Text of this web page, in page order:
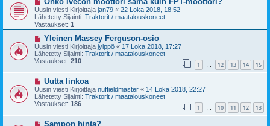
s
t
i
u
s
i
v
s
t
i
Uusin viesti Kirjoittaja jan79 « 22 Loka 2018, 18:52
Lähetetty Sijainti: Traktorit / maatalouskoneet
Vastaukset: 1
U
u
s
i
i
s
t
i
Yleinen Massey Ferguson-osio
Uusin viesti Kirjoittaja jylppö « 17 Loka 2018, 17:27
Lähetetty Sijainti: Traktorit / maatalouskoneet
Vastaukset: 210 1 … 12 13 14 15
U
u
s
i
v
i
e
Uutta linkoa
Uusin viesti Kirjoittaja nuffieldmaster « 14 Loka 2018, 22:27
Lähetetty Sijainti: Traktorit / maatalouskoneet
Vastaukset: 186 1 … 10 11 12 13
USampon hinta?